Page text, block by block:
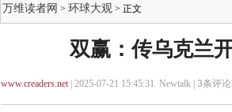
万维读者网 > 环球大观 > 正文
双赢：传乌克兰
www.creaders.net| 2025-07-21 15:45:31 Newtalk | 3条评论 |